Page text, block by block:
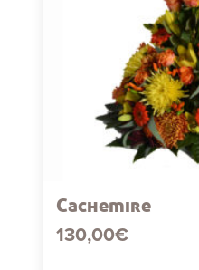
Cachemire
130,00€